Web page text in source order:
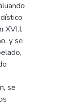
XVI.I.
y se
se